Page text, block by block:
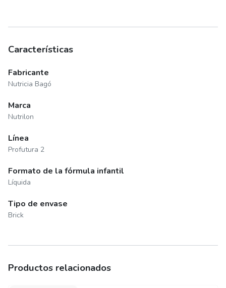
Características
Fabricante
Nutricia Bagó
Marca
Nutrilon
Línea
Profutura 2
Formato de la fórmula infantil
Líquida
Tipo de envase
Brick
Productos relacionados